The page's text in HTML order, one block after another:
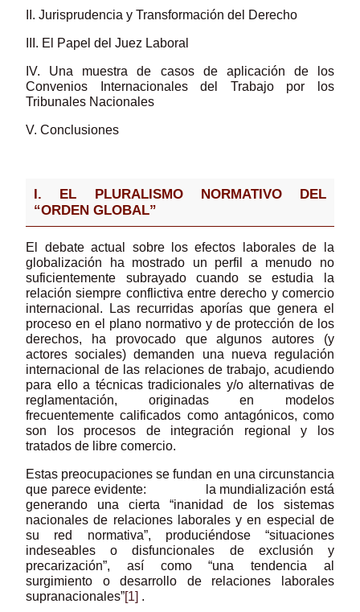
II. Jurisprudencia y Transformación del Derecho
III. El Papel del Juez Laboral
IV. Una muestra de casos de aplicación de los
Convenios Internacionales del Trabajo por los
Tribunales Nacionales
V. Conclusiones
I. EL PLURALISMO NORMATIVO DEL
“ORDEN GLOBAL”
El debate actual sobre los efectos laborales de la
globalización ha mostrado un perfil a menudo no
suficientemente subrayado cuando se estudia la
relación siempre conflictiva entre derecho y comercio
internacional. Las recurridas aporías que genera el
proceso en el plano normativo y de protección de los
derechos, ha provocado que algunos autores (y
actores sociales) demanden una nueva regulación
internacional de las relaciones de trabajo, acudiendo
para ello a técnicas tradicionales y/o alternativas de
reglamentación, originadas en modelos
frecuentemente calificados como antagónicos, como
son los procesos de integración regional y los
tratados de libre comercio.
Estas preocupaciones se fundan en una circunstancia
que parece evidente: la mundialización está
generando una cierta “inanidad de los sistemas
nacionales de relaciones laborales y en especial de
su red normativa”, produciéndose “situaciones
indeseables o disfuncionales de exclusión y
precarización”, así como “una tendencia al
surgimiento o desarrollo de relaciones laborales
supranacionales”[1] .